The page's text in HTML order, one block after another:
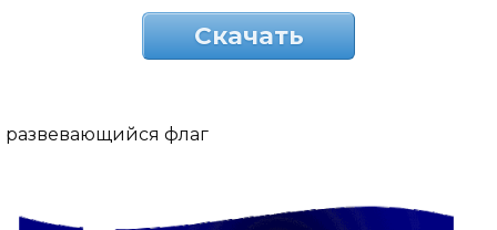
Скачать
развевающийся флаг